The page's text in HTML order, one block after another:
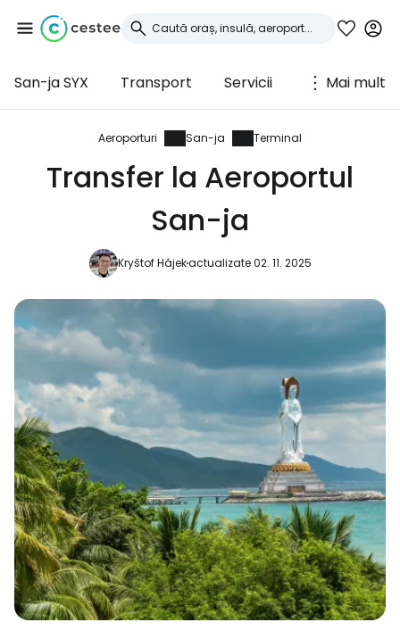
San-ja SYX Transport Servicii Mai mult
Aeroporturi San-ja Terminal
Transfer la Aeroportul
San-ja
Kryštof Hájekactualizate 02. 11. 2025
Conectați-vă la
Cestee
... comunitatea mondială a călătorilor
Continuați cu Google
Continuați cu Facebook
Continuați cu e-mailul